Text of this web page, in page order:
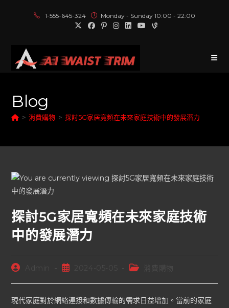
1-555-645-324 Monday - Sunday 10:00 - 22:00
Blog
> 消費購物 > 探討5G家居寬頻在未來家庭技術中的發展潛力
探討5G家居寬頻在未來家庭技術
中的發展潛力
Admin
現代家庭對於網絡連接和數據傳輸的需求日益增加。當前的家庭